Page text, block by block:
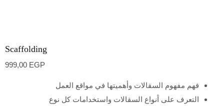
Scaffolding
999,00 EGP
فهم مفهوم السقالات وأهميتها في مواقع العمل
التعرف على أنواع السقالات واستخدامات كل نوع